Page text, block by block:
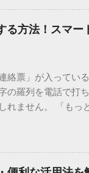
手を止める必要
てこない漢字があ
的に使われる漢字
かし、人名や地名
た 文字コード で
出ない文字でも
文字コードで漢
い文字の「
直後にキーボー
換されます。 注記
方法！スマー
絡票」が入ってい
羅列を電話で打
ません。 「もっ
携です。これら
る便利な受け取り
ラブ」とは？ ま